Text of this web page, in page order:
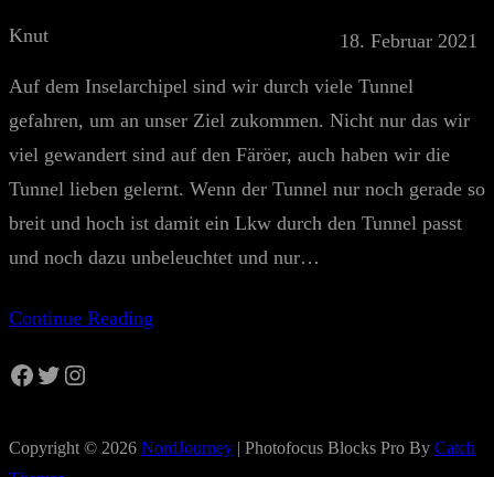
Knut 18. Februar 2021
Auf dem Inselarchipel sind wir durch viele Tunnel
gefahren, um an unser Ziel zukommen. Nicht nur das wir
viel gewandert sind auf den Färöer, auch haben wir die
Tunnel lieben gelernt. Wenn der Tunnel nur noch gerade so
breit und hoch ist damit ein Lkw durch den Tunnel passt
und noch dazu unbeleuchtet und nur…
Continue Reading
Facebook
Twitter
Instagram
Copyright © 2026 NordJourney Photofocus Blocks Pro By Catch